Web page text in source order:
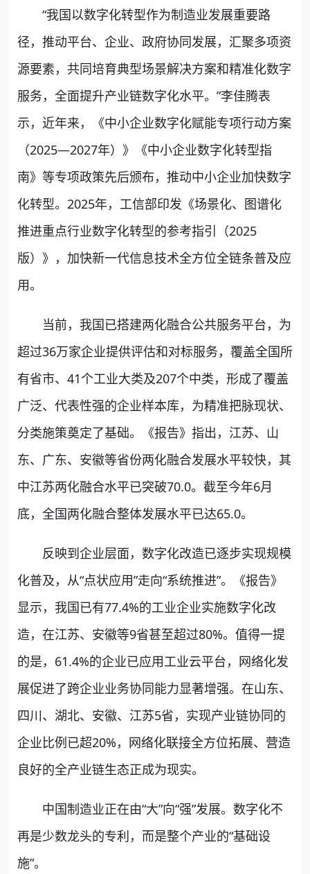
“我国以数字化转型作为制造业发展重要路
径，推动平台、企业、政府协同发展，汇聚多项资
源要素，共同培育典型场景解决方案和精准化数字
服务，全面提升产业链数字化水平。”李佳腾表
示，近年来，《中小企业数字化赋能专项行动方案
（2025—2027年）》《中小企业数字化转型指
南》等专项政策先后颁布，推动中小企业加快数字
化转型。2025年，工信部印发《场景化、图谱化
推进重点行业数字化转型的参考指引（2025
版）》，加快新一代信息技术全方位全链条普及应
用。
当前，我国已搭建两化融合公共服务平台，为
超过36万家企业提供评估和对标服务，覆盖全国所
有省市、41个工业大类及207个中类，形成了覆盖
广泛、代表性强的企业样本库，为精准把脉现状、
分类施策奠定了基础。《报告》指出，江苏、山
东、广东、安徽等省份两化融合发展水平较快，其
中江苏两化融合水平已突破70.0。截至今年6月
底，全国两化融合整体发展水平已达65.0。
反映到企业层面，数字化改造已逐步实现规模
化普及，从“点状应用”走向“系统推进”。《报告》
显示，我国已有77.4%的工业企业实施数字化改
造，在江苏、安徽等9省甚至超过80%。值得一提
的是，61.4%的企业已应用工业云平台，网络化发
展促进了跨企业业务协同能力显著增强。在山东、
四川、湖北、安徽、江苏5省，实现产业链协同的
企业比例已超20%，网络化联接全方位拓展、营造
良好的全产业链生态正成为现实。
中国制造业正在由“大”向“强”发展。数字化不
再是少数龙头的专利，而是整个产业的“基础设
施”。